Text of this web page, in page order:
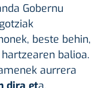
Gobernu
beste behin,
balioa.
aurrera